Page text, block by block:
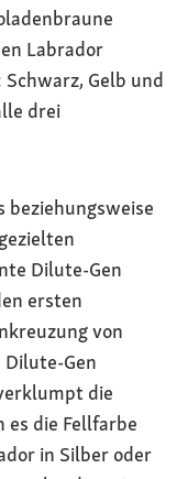
Labrador
Gelb und
drei
beziehungsweise
Dilute-Gen
ersten
von
Gen
die
es die Fellfarbe
in Silber oder